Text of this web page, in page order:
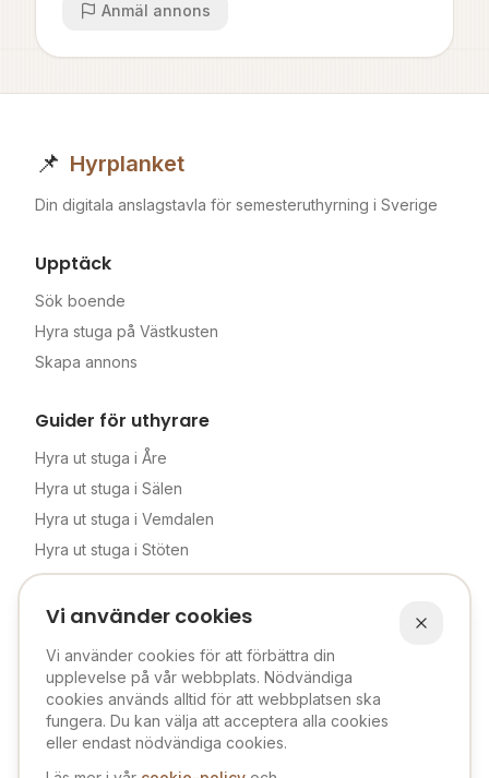
Vi använder cookies
Vi använder cookies för att förbättra din
upplevelse på vår webbplats. Nödvändiga
cookies används alltid för att webbplatsen ska
fungera. Du kan välja att acceptera alla cookies
eller endast nödvändiga cookies.
Anmäl annons
📌 Hyrplanket
Din digitala anslagstavla för semesteruthyrning i Sverige
Upptäck
Sök boende
Hyra stuga på Västkusten
Skapa annons
Guider för uthyrare
Hyra ut stuga i Åre
Hyra ut stuga i Sälen
Hyra ut stuga i Vemdalen
Hyra ut stuga i Stöten
Komplett uthyrningsguide
Om oss
Priser
Verifierad uthyrare
Kontakt